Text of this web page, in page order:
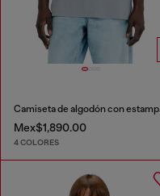
Mex$1,890.00
4 COLORES